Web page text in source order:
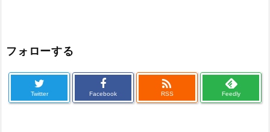
フォローする
Twitter Facebook

RSS Feedly